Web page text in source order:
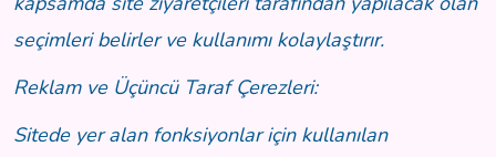
seçimleri belirler ve kullanımı kolaylaştırır.
Reklam ve Üçüncü Taraf Çerezleri:
Sitede yer alan fonksiyonlar için kullanılan